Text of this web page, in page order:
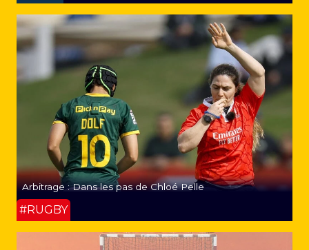
Arbitrage : Dans les pas de Chloé Pelle
#RUGBY